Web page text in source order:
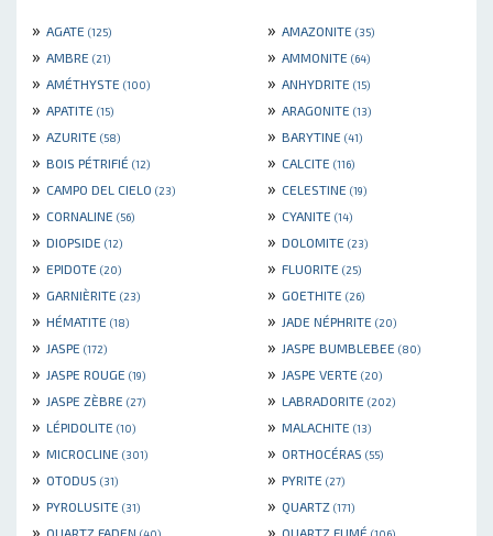
» AGATE (125) » AMAZONITE (35)
» AMBRE (21) » AMMONITE (64)
» AMÉTHYSTE (100) » ANHYDRITE (15)
» APATITE (15) » ARAGONITE (13)
» AZURITE (58) » BARYTINE (41)
» BOIS PÉTRIFIÉ (12) » CALCITE (116)
» CAMPO DEL CIELO (23) » CELESTINE (19)
» CORNALINE (56) » CYANITE (14)
» DIOPSIDE (12) » DOLOMITE (23)
» EPIDOTE (20) » FLUORITE (25)
» GARNIÈRITE (23) » GOETHITE (26)
» HÉMATITE (18) » JADE NÉPHRITE (20)
» JASPE (172) » JASPE BUMBLEBEE (80)
» JASPE ROUGE (19) » JASPE VERTE (20)
» JASPE ZÈBRE (27) » LABRADORITE (202)
» LÉPIDOLITE (10) » MALACHITE (13)
» MICROCLINE (301) » ORTHOCÉRAS (55)
» OTODUS (31) » PYRITE (27)
» PYROLUSITE (31) » QUARTZ (171)
» »